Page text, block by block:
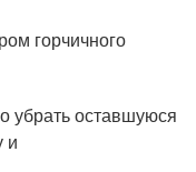
горчичного
убрать оставшуюся
и